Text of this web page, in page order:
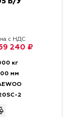
с НДС
240 ₽
кг
мм
2